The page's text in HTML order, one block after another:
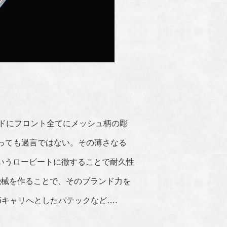
にフロント全てにメッシュ柄の彫
ても過言ではない。その薄さなる
ロービートに徹することで耐久性
を作ることで、そのブランド力を
ャリへとしたパテックなど….